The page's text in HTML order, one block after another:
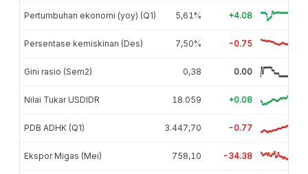
Pertumbuhan ekonomi (yoy) (Q1) 5,61% +4.08
Persentase kemiskinan (Des) 7,50% -0.75
Gini rasio (Sem2) 0,38 0.00
Nilai Tukar USDIDR 18.059 +0.08
PDB ADHK (Q1) 3.447,70 -0.77
Ekspor Migas (Mei) 758,10 -34.38